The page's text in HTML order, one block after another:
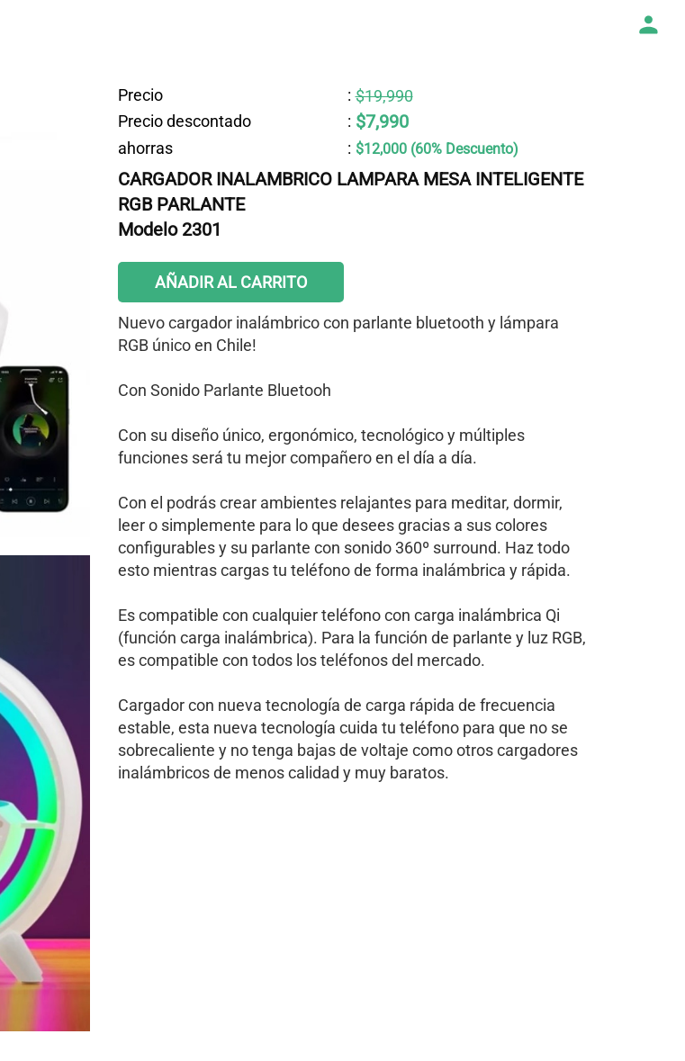
Precio : $19,990
Precio descontado
: $7,990
ahorras : $12,000 (60% Descuento)
CARGADOR INALAMBRICO LAMPARA MESA INTELIGENTE
RGB PARLANTE
Modelo 2301
AÑADIR AL CARRITO
Nuevo cargador inalámbrico con parlante bluetooth y lámpara
RGB único en Chile!
Con Sonido Parlante Bluetooh
Con su diseño único, ergonómico, tecnológico y múltiples
funciones será tu mejor compañero en el día a día.
Con el podrás crear ambientes relajantes para meditar, dormir,
leer o simplemente para lo que desees gracias a sus colores
configurables y su parlante con sonido 360º surround. Haz todo
esto mientras cargas tu teléfono de forma inalámbrica y rápida.
Es compatible con cualquier teléfono con carga inalámbrica Qi
(función carga inalámbrica). Para la función de parlante y luz RGB,
es compatible con todos los teléfonos del mercado.
Cargador con nueva tecnología de carga rápida de frecuencia
estable, esta nueva tecnología cuida tu teléfono para que no se
sobrecaliente y no tenga bajas de voltaje como otros cargadores
inalámbricos de menos calidad y muy baratos.